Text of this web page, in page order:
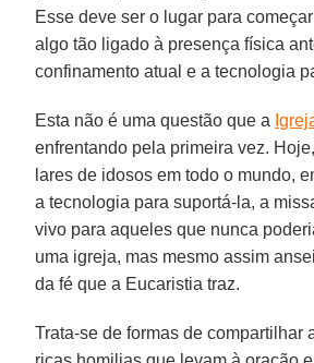
Esse deve ser o lugar para
algo tão ligado à presença física
confinamento atual e a tecnologia
Esta não é uma questão que a
enfrentando pela primeira vez.
lares de idosos em todo o mundo,
a tecnologia para suportá-la, a
vivo para aqueles que nunca
uma igreja, mas mesmo assim
da fé que a Eucaristia traz.
Trata-se de formas de compartilhar